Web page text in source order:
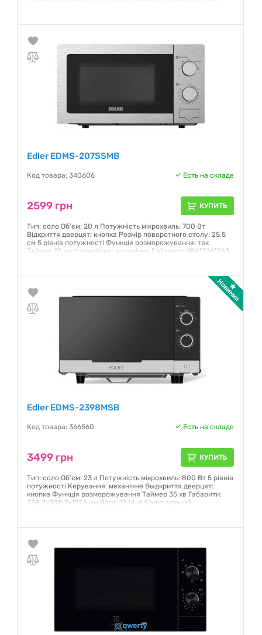
Гарантия:12 месяцев
Edler EDMS-207SSMB
Код товара: 340606 Есть на складе
2599 грн КУПИТЬ
Тип: соло Об'єм: 20 л Потужність мікрохвиль: 700 Вт
Відкриття дверцят: кнопка Розмір поворотного столу: 25.5
см 5 рівнів потужності Функція розморожування: так
Таймер 35 хв Управління: механічне Габарити: 456*326*263
Гарантия:12 месяцев
Edler EDMS-2398MSB
Код товара: 366560 Есть на складе
3499 грн КУПИТЬ
Тип: соло Об’єм: 23 л Потужність мікрохвиль: 800 Вт 5 рівнів
потужності Керування: механічне Выдкриття дверцят:
кнопка Функція розморожування Таймер 35 хв Габарити:
338.2х308.7х197.6 мм Вага: 12,14 кг Колір: чорний